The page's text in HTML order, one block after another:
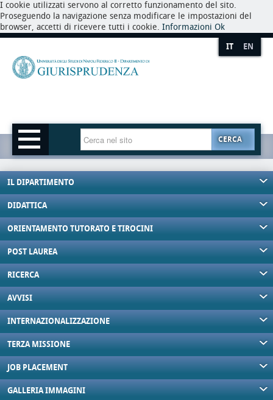
I cookie utilizzati servono al corretto funzionamento del sito.
Proseguendo la navigazione senza modificare le impostazioni del
browser, accetti di ricevere tutti i cookie. Informazioni Ok
IT EN
CERCA
IL DIPARTIMENTO
DIDATTICA
ORIENTAMENTO TUTORATO E TIROCINI
POST LAUREA
RICERCA
AVVISI
INTERNAZIONALIZZAZIONE
TERZA MISSIONE
JOB PLACEMENT
GALLERIA IMMAGINI